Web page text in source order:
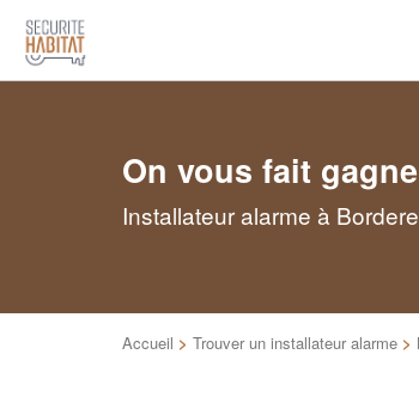
On vous fait
Installateur alarme à
Accueil > Trouver un installateur alarme >